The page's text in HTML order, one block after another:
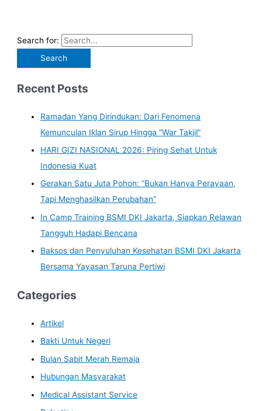
Search for:
Recent Posts
Ramadan Yang Dirindukan: Dari Fenomena
Kemunculan Iklan Sirup Hingga “War Takjil”
HARI GIZI NASIONAL 2026: Piring Sehat Untuk
Indonesia Kuat
Gerakan Satu Juta Pohon: “Bukan Hanya Perayaan,
Tapi Menghasilkan Perubahan”
In Camp Training BSMI DKI Jakarta, Siapkan Relawan
Tangguh Hadapi Bencana
Baksos dan Penyuluhan Kesehatan BSMI DKI Jakarta
Bersama Yayasan Taruna Pertiwi
Categories
Artikel
Bakti Untuk Negeri
Bulan Sabit Merah Remaja
Hubungan Masyarakat
Medical Assistant Service